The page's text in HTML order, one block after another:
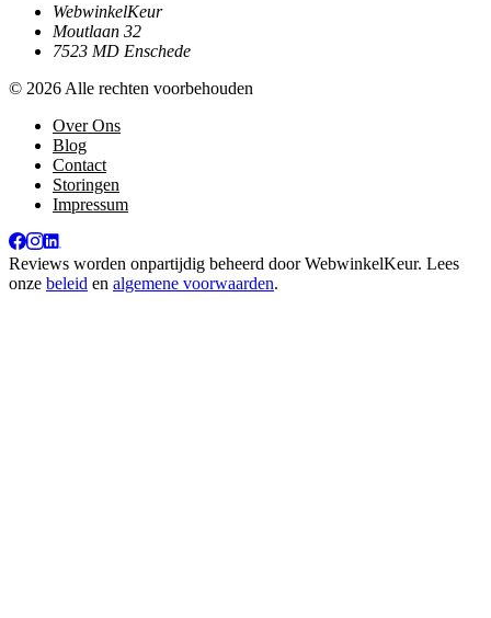
WebwinkelKeur
Moutlaan 32
7523 MD Enschede
© 2026 Alle rechten voorbehouden
Over Ons
Blog
Contact
Storingen
Impressum
Reviews worden onpartijdig beheerd doorWebwinkelKeur. Lees
onze beleid en algemene voorwaarden.